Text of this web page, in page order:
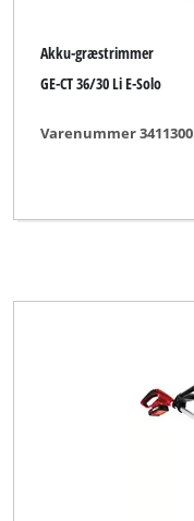
Akku-græstrimmer
GE-CT 36/30 Li E-Solo
Varenummer 3411300